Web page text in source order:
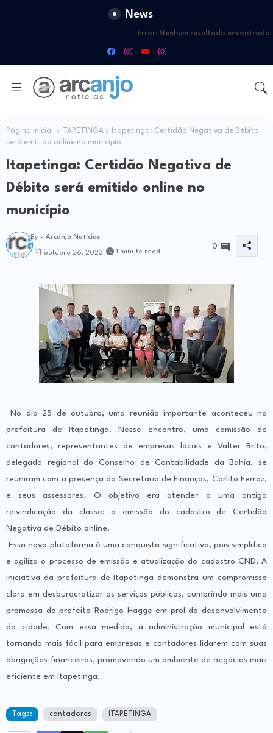
News
Error: Nenhum resultado encontrado
Página inicial ITAPETINGA
Itapetinga: Certidão Negativa de Débito
será emitido online no município
Itapetinga: Certidão Negativa de
Débito será emitido online no
município
By - Arcanjo Notícias
outubro 26, 2023 1 minute read
0
No dia 25 de outubro, uma reunião importante aconteceu na
prefeitura de Itapetinga. Nesse encontro, uma comissão de
contadores, representantes de empresas locais e Valter Brito,
delegado regional do Conselho de Contabilidade da Bahia, se
reuniram com a presença da Secretaria de Finanças, Carlito Ferraz,
e seus assessores. O objetivo era atender a uma antiga
reivindicação da classe: a emissão do cadastro de Certidão
Negativa de Débito online.
Essa nova plataforma é uma conquista significativa, pois simplifica
e agiliza o processo de emissão e atualização do cadastro CND. A
iniciativa da prefeitura de Itapetinga demonstra um compromisso
claro em desburocratizar os serviços públicos, cumprindo mais uma
promessa do prefeito Rodrigo Hagge em prol do desenvolvimento
da cidade. Com essa medida, a administração municipal está
tornando mais fácil para empresas e contadores lidarem com suas
obrigações financeiras, promovendo um ambiente de negócios mais
eficiente em Itapetinga.
Tags: contadores ITAPETINGA